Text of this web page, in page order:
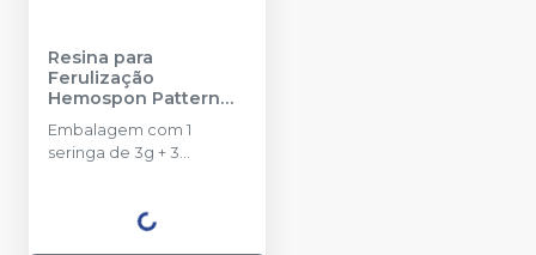
Resina para
Ferulização
Hemospon Pattern
Photo Gel
Embalagem com 1
seringa de 3g + 3